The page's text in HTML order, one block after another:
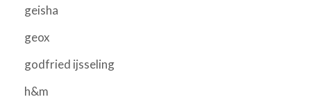
geisha
geox
godfried ijsseling
h&m